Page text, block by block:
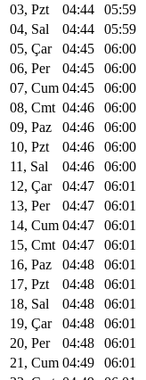
03, Pzt
04:44 05:59
04, Sal
04:44 05:59
05, Çar
04:45 06:00
06, Per
04:45 06:00
07, Cum 04:45 06:00
08, Cmt 04:46 06:00
09, Paz
04:46 06:00
10, Pzt
04:46 06:00
11, Sal
04:46 06:00
12, Çar
04:47 06:01
13, Per
04:47 06:01
14, Cum 04:47 06:01
15, Cmt 04:47 06:01
16, Paz
04:48 06:01
17, Pzt
04:48 06:01
18, Sal
04:48 06:01
19, Çar
04:48 06:01
20, Per
04:48 06:01
21, Cum 04:49 06:01